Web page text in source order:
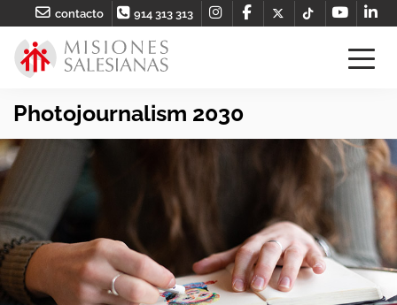
contacto 914 313 313
Photojournalism 2030